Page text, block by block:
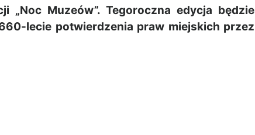
„Noc Muzeów”. Tegoroczna edycja będzie
lecie potwierdzenia praw miejskich przez